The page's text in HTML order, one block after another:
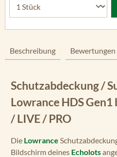
Beschreibung Bewertungen
Schutzabdeckung /
Lowrance HDS Gen1
/ LIVE / PRO
Die Lowrance
Bildschirm deines Echolots